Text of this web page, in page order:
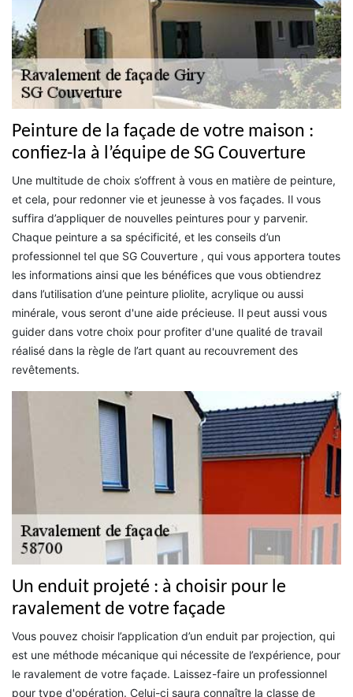
Peinture de la façade de votre maison :
confiez-la à l’équipe de SG Couverture
Une multitude de choix s’offrent à vous en matière de peinture,
et cela, pour redonner vie et jeunesse à vos façades. Il vous
suffira d’appliquer de nouvelles peintures pour y parvenir.
Chaque peinture a sa spécificité, et les conseils d’un
professionnel tel que SG Couverture , qui vous apportera toutes
les informations ainsi que les bénéfices que vous obtiendrez
dans l’utilisation d’une peinture pliolite, acrylique ou aussi
minérale, vous seront d'une aide précieuse. Il peut aussi vous
guider dans votre choix pour profiter d'une qualité de travail
réalisé dans la règle de l’art quant au recouvrement des
revêtements.
Un enduit projeté : à choisir pour le
ravalement de votre façade
Vous pouvez choisir l’application d’un enduit par projection, qui
est une méthode mécanique qui nécessite de l’expérience, pour
le ravalement de votre façade. Laissez-faire un professionnel
pour type d'opération. Celui-ci saura connaître la classe de